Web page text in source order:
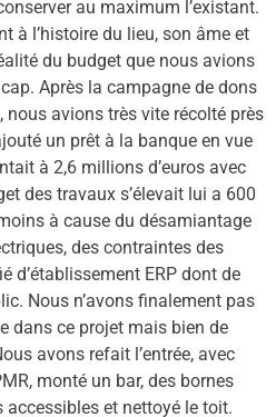
au maximum l’existant.
à l’histoire du lieu, son âme et
du budget que nous avions
Après la campagne de dons
nous avions très vite récolté près
un prêt à la banque en vue
à 2,6 millions d’euros avec
des travaux s’élevait lui a 600
à cause du désamiantage
des contraintes des
d’établissement ERP dont de
Nous n’avons finalement pas
dans ce projet mais bien de
avons refait l’entrée, avec
monté un bar, des bornes
accessibles et nettoyé le toit.